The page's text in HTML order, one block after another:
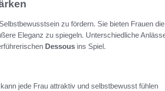
zu fördern. Sie bieten Frauen die
Eleganz zu spiegeln. Unterschiedliche
Dessous ins Spiel.
jede Frau attraktiv und selbstbewusst fühlen